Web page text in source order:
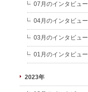
07月のインタビュー
04月のインタビュー
03月のインタビュー
01月のインタビュー
2023年